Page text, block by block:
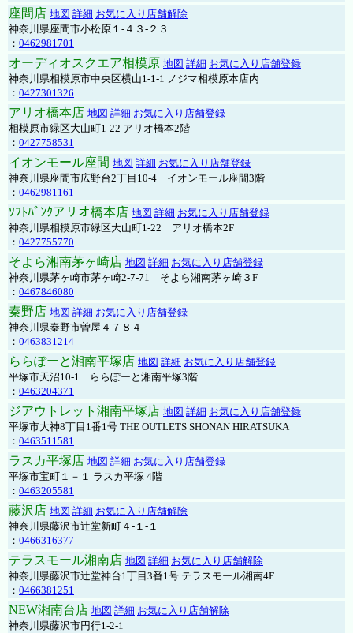
座間店 地図 詳細 お気に入り店舗解除
神奈川県座間市小松原１-４３-２３
： 0462981701
オーディオスクエア相模原 地図 詳細 お気に入り店舗登録
神奈川県相模原市中央区横山1-1-1 ノジマ相模原本店内
： 0427301326
アリオ橋本店 地図 詳細 お気に入り店舗登録
相模原市緑区大山町1-22 アリオ橋本2階
： 0427758531
イオンモール座間 地図 詳細 お気に入り店舗登録
神奈川県座間市広野台2丁目10-4 イオンモール座間3階
： 0462981161
ｿﾌﾄﾊﾞﾝｸアリオ橋本店 地図 詳細 お気に入り店舗登録
神奈川県相模原市緑区大山町1-22 アリオ橋本2F
： 0427755770
そよら湘南茅ヶ崎店 地図 詳細 お気に入り店舗登録
神奈川県茅ヶ崎市茅ヶ崎2‐7‐71 そよら湘南茅ヶ崎３F
： 0467846080
秦野店 地図 詳細 お気に入り店舗登録
神奈川県秦野市曽屋４７８４
： 0463831214
ららぽーと湘南平塚店 地図 詳細 お気に入り店舗登録
平塚市天沼10-1 ららぽーと湘南平塚3階
： 0463204371
ジアウトレット湘南平塚店 地図 詳細 お気に入り店舗登録
平塚市大神8丁目1番1号 THE OUTLETS SHONAN HIRATSUKA
： 0463511581
ラスカ平塚店 地図 詳細 お気に入り店舗登録
平塚市宝町１－１ ラスカ平塚 4階
： 0463205581
藤沢店 地図 詳細 お気に入り店舗解除
神奈川県藤沢市辻堂新町４-１-１
： 0466316377
テラスモール湘南店 地図 詳細 お気に入り店舗解除
神奈川県藤沢市辻堂神台1丁目3番1号 テラスモール湘南4F
： 0466381251
NEW湘南台店 地図 詳細 お気に入り店舗解除
神奈川県藤沢市円行1-2-1